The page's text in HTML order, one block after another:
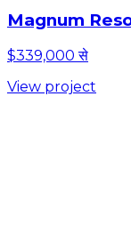
Magnum
$339,000 से
View project